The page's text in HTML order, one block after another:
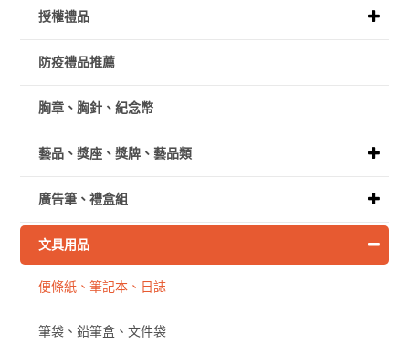
授權禮品
防疫禮品推薦
胸章、胸針、紀念幣
藝品、獎座、獎牌、藝品類
廣告筆、禮盒組
文具用品
便條紙、筆記本、日誌
筆袋、鉛筆盒、文件袋